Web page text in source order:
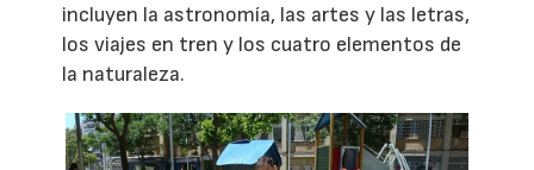
incluyen la astronomía, las artes y las letras,
los viajes en tren y los cuatro elementos de
la naturaleza.